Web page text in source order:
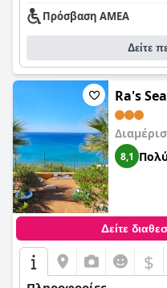
Πρόσβαση ΑΜΕΑ
Δείτε
Ra's
8,1
Δείτε
$